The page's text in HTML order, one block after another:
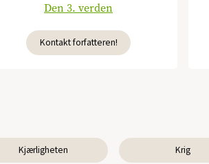
Den 3. verden
Kontakt forfatteren!
Kjærligheten Krig